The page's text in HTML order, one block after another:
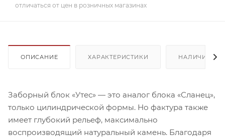
отличаться от цен в розничных магазинах
ОПИСАНИЕ ХАРАКТЕРИСТИКИ НАЛИЧИЕ
Заборный блок «Утес» — это аналог блока «Сланец»,
только цилиндрической формы. Но фактура также
имеет глубокий рельеф, максимально
воспроизводящий натуральный камень. Благодаря